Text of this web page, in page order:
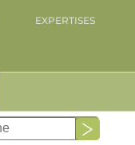
EXPERTISES